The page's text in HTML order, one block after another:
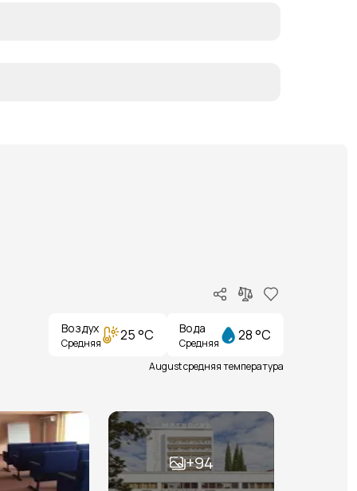
Воздух
Средняя 25 °C Вода
Средняя 28 °C
August средняя температура
+94